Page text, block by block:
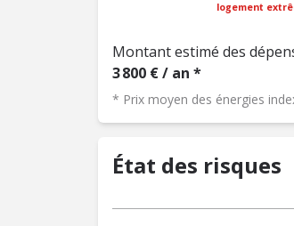
logement
Montant estimé des
3 800 € / an *
* Prix moyen des énergies
État des risques